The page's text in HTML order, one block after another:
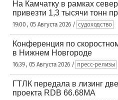
На Камчатку в рамках
привезти 1,3 тысячи тонн
19:00 , 05 Августа 2026 / судоходство
Конференция по
в Нижнем Новгороде
16:39 , 05 Августа 2026 / пресс-релизы
ГТЛК передала в лизинг
проекта RDB 66.68МА